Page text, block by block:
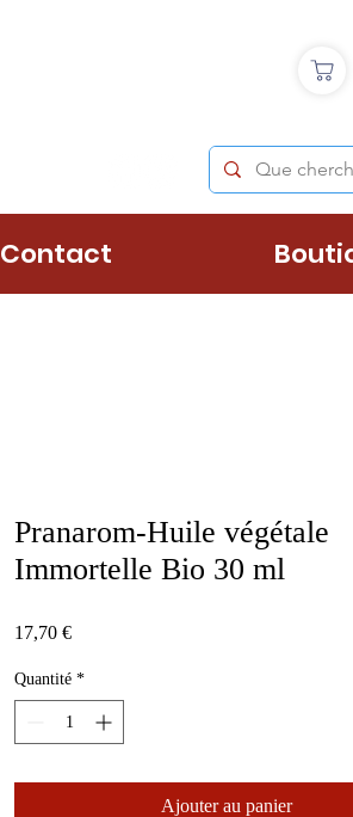
Contact
Pranarom-Huile végétale
Immortelle Bio 30 ml
17,70 €Prix
Quantité *
Ajouter au panier